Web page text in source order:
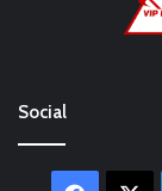
Social